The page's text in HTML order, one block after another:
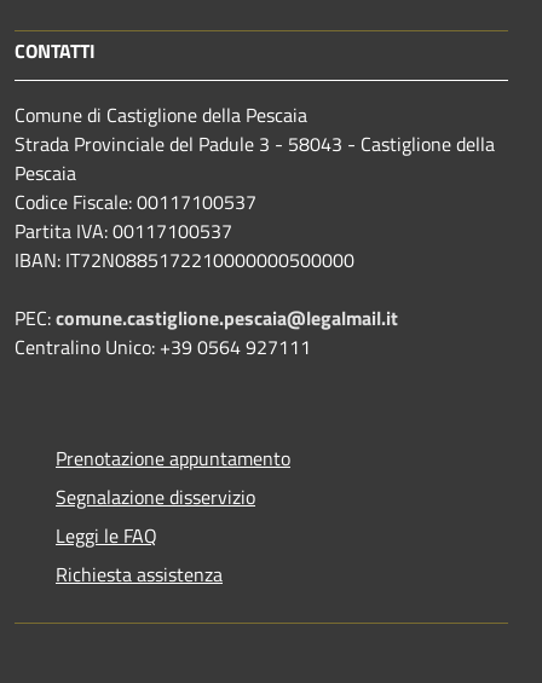
CONTATTI
Comune di Castiglione della Pescaia
Strada Provinciale del Padule 3 - 58043 - Castiglione della
Pescaia
Codice Fiscale: 00117100537
Partita IVA: 00117100537
IBAN: IT72N0885172210000000500000
PEC:comune.castiglione.pescaia@legalmail.it
Centralino Unico: +39 0564 927111
Prenotazione appuntamento
Segnalazione disservizio
Leggi le FAQ
Richiesta assistenza